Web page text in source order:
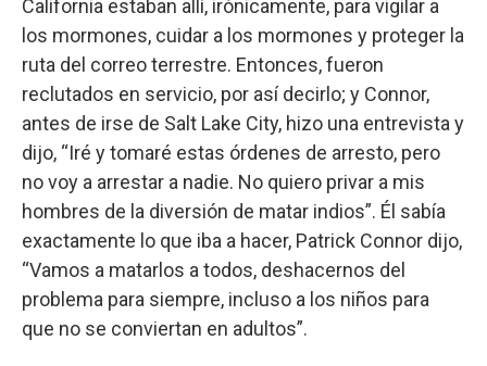
California estaban allí, irónicamente, para vigilar a
los mormones, cuidar a los mormones y proteger la
ruta del correo terrestre. Entonces, fueron
reclutados en servicio, por así decirlo; y Connor,
antes de irse de Salt Lake City, hizo una entrevista y
dijo, “Iré y tomaré estas órdenes de arresto, pero
no voy a arrestar a nadie. No quiero privar a mis
hombres de la diversión de matar indios”. Él sabía
exactamente lo que iba a hacer, Patrick Connor dijo,
“Vamos a matarlos a todos, deshacernos del
problema para siempre, incluso a los niños para
que no se conviertan en adultos”.